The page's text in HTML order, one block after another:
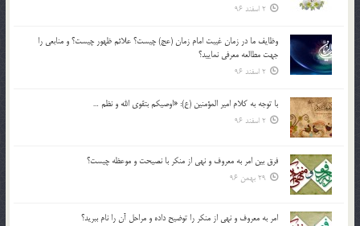
2 اسفند 96
وظايف ما در زمان غيبت امام زمان (عج) چيست؟ علائم ظهور چيست؟ و منابعي را
جهت مطالعه معرفي نماييد؟
2 اسفند 96
با توجه به كلام امير المؤمنين (ع): «اوصيكم بتقوي الله و نظم …
2 اسفند 96
فرق بين امر به معروف و نهي از منكر با نصيحت و موعظه چيست؟
29 بهمن 96
امر به معروف و نهي از منكر را توضيح داده و مراحل آن را نام ببريد؟